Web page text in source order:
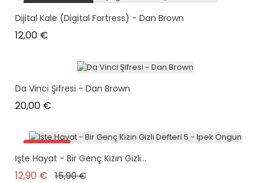
plus en stock
Dijital Kale (digital Fortress) - Dan Brown
12,00 €
Da Vinci Şifresi - Dan Brown
20,00 €
Promo !
Işte Hayat - Bir Genç Kızın Gizli...
12,90 € Prix de base
15,90 €Prix